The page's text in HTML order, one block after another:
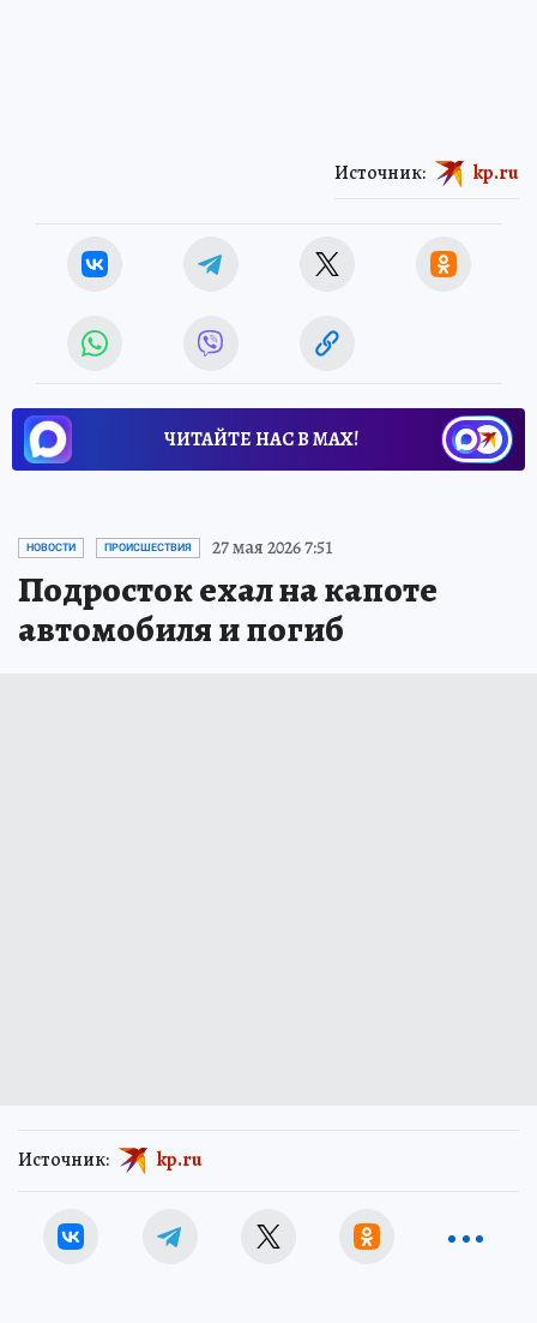
Источник: kp.ru
ЧИТАЙТЕ НАС В МАХ!
НОВОСТИ ПРОИСШЕСТВИЯ 27 мая 2026 7:51
Подросток ехал на капоте
автомобиля и погиб
Источник: kp.ru